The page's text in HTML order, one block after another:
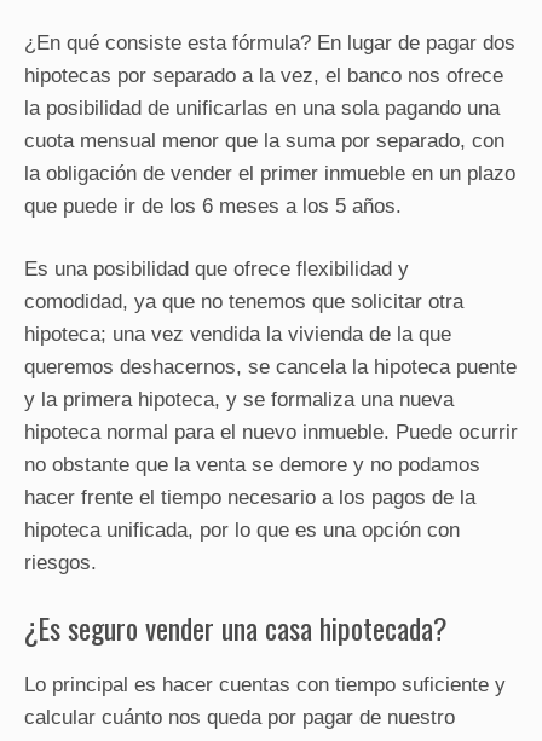
¿En qué consiste esta fórmula? En lugar de pagar dos
hipotecas por separado a la vez, el banco nos ofrece
la posibilidad de unificarlas en una sola pagando una
cuota mensual menor que la suma por separado, con
la obligación de vender el primer inmueble en un plazo
que puede ir de los 6 meses a los 5 años.
Es una posibilidad que ofrece flexibilidad y
comodidad, ya que no tenemos que solicitar otra
hipoteca; una vez vendida la vivienda de la que
queremos deshacernos, se cancela la hipoteca puente
y la primera hipoteca, y se formaliza una nueva
hipoteca normal para el nuevo inmueble. Puede ocurrir
no obstante que la venta se demore y no podamos
hacer frente el tiempo necesario a los pagos de la
hipoteca unificada, por lo que es una opción con
riesgos.
¿Es seguro vender una casa hipotecada?
Lo principal es hacer cuentas con tiempo suficiente y
calcular cuánto nos queda por pagar de nuestro